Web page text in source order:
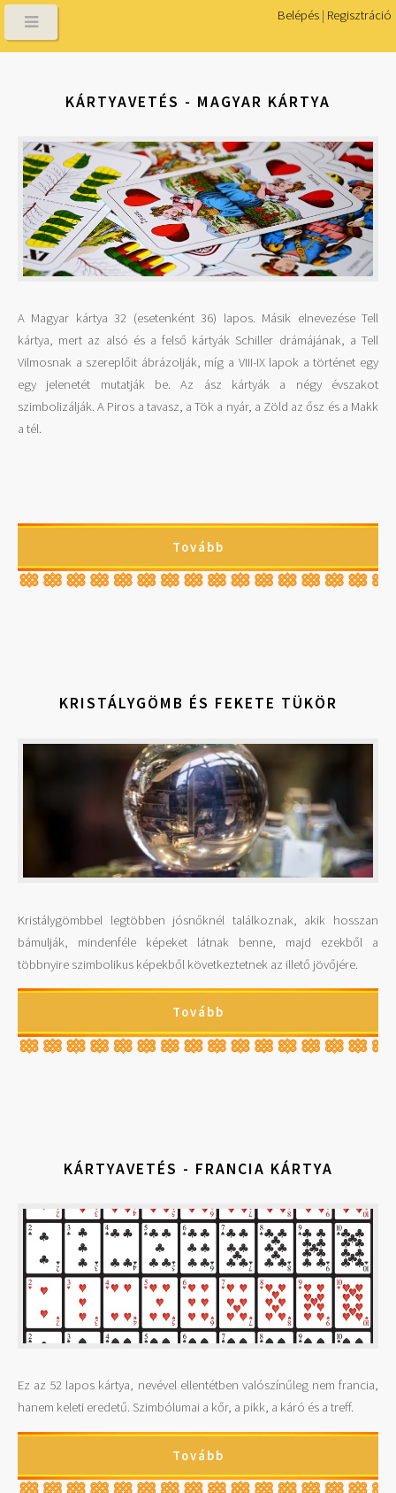
Belépés | Regisztráció
KÁRTYAVETÉS - MAGYAR KÁRTYA
A Magyar kártya 32 (esetenként 36) lapos. Másik elnevezése Tell
kártya, mert az alsó és a felső kártyák Schiller drámájának, a Tell
Vilmosnak a szereplőit ábrázolják, míg a VIII-IX lapok a történet egy
egy jelenetét mutatják be. Az ász kártyák a négy évszakot
szimbolizálják. A Piros a tavasz, a Tök a nyár, a Zöld az ősz és a Makk
a tél.
Tovább
KRISTÁLYGÖMB ÉS FEKETE TÜKÖR
Kristálygömbbel legtöbben jósnőknél találkoznak, akik hosszan
bámulják, mindenféle képeket látnak benne, majd ezekből a
többnyire szimbolikus képekből következtetnek az illető jövőjére.
Tovább
KÁRTYAVETÉS - FRANCIA KÁRTYA
Ez az 52 lapos kártya, nevével ellentétben valószínűleg nem francia,
hanem keleti eredetű. Szimbólumai a kőr, a pikk, a káró és a treff.
Tovább